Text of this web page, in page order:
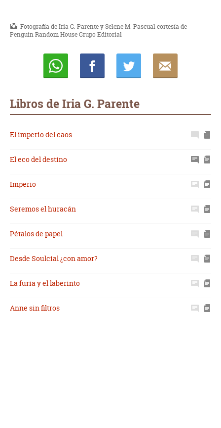
Fotografía de Iria G. Parente y Selene M. Pascual cortesía de
Penguin Random House Grupo Editorial
Libros de Iria G. Parente
El imperio del caos
El eco del destino
Imperio
Seremos el huracán
Pétalos de papel
Desde Soulcial ¿con amor?
La furia y el laberinto
Anne sin filtros